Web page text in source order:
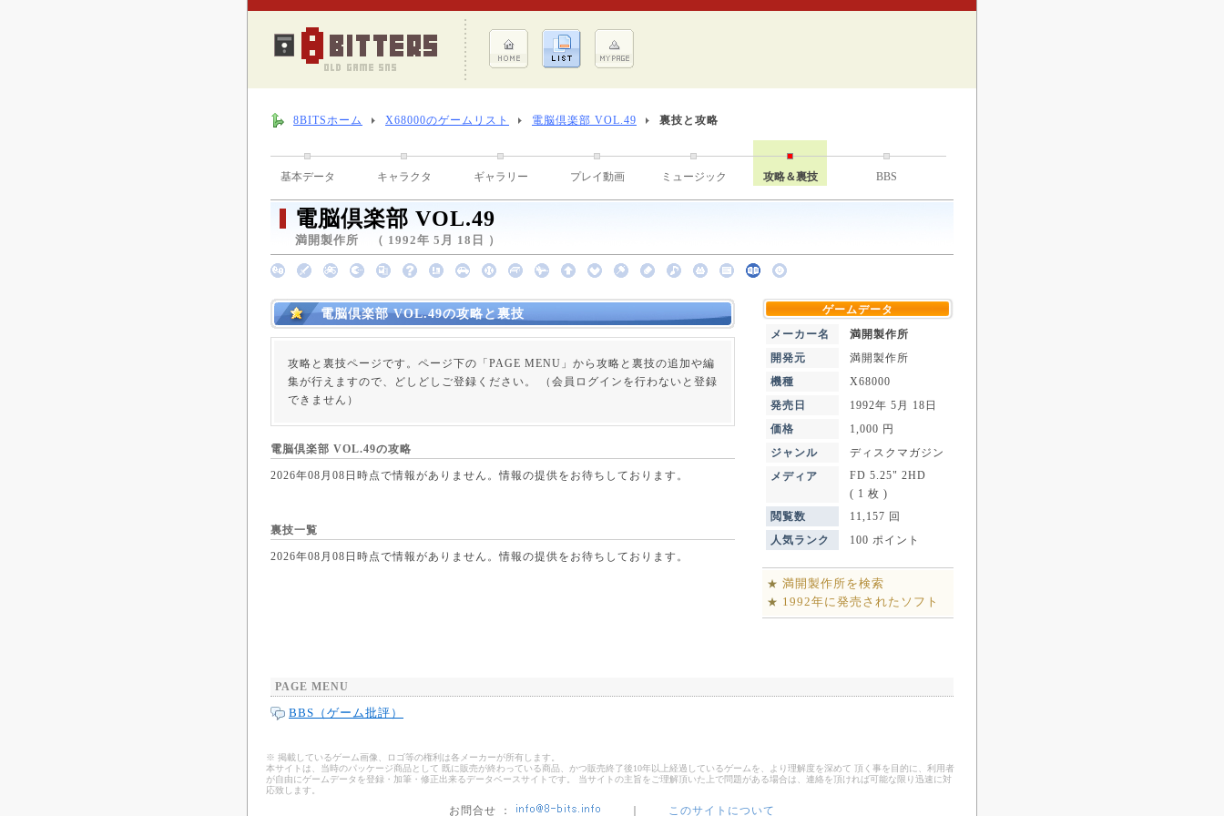
8BITSホーム X68000のゲームリスト 電脳倶楽部 VOL.49 裏技と攻略
基本データ キャラクタ ギャラリー プレイ動画 ミュージック 攻略＆裏技 BBS
電脳倶楽部 VOL.49
満開製作所 （ 1992年 5月 18日 ）
電脳倶楽部 VOL.49の攻略と裏技
攻略と裏技ページです。ページ下の「PAGE MENU」から攻略と裏技の追加や編
集が行えますので、どしどしご登録ください。 （会員ログインを行わないと登録
できません）
電脳倶楽部 VOL.49の攻略
2026年08月08日時点で情報がありません。情報の提供をお待ちしております。
裏技一覧
2026年08月08日時点で情報がありません。情報の提供をお待ちしております。
ゲームデータ
メーカー名
満開製作所
開発元
満開製作所
機種
X68000
発売日
1992年 5月 18日
価格
1,000 円
ジャンル
ディスクマガジン
メディア
FD 5.25" 2HD
( 1 枚 )
閲覧数
11,157 回
人気ランク
100 ポイント
★ 満開製作所を検索
★ 1992年に発売されたソフト
PAGE MENU
BBS（ゲーム批評）
※ 掲載しているゲーム画像、ロゴ等の権利は各メーカーが所有します。
本サイトは、当時のパッケージ商品として 既に販売が終わっている商品、かつ販売終了後10年以上経過しているゲームを、より理解度を深めて 頂く事を目的に、利用者
が自由にゲームデータを登録・加筆・修正出来るデータベースサイトです。 当サイトの主旨をご理解頂いた上で問題がある場合は、連絡を頂ければ可能な限り迅速に対
応致します。
お問合せ ： このサイトについて